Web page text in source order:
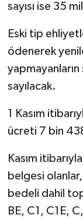
sayısı ise 35
Eski tip
ödenerek
sayılacak.
1 Kasım
ücreti 7 bin
Kasım
belgesi
bedeli dahil
BE, C1, C1E,